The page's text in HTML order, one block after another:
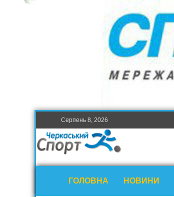
Серпень 8, 2026
ГОЛОВНА НОВИНИ